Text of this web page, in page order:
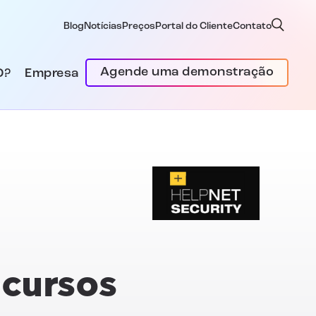
Blog Notícias Preços Portal do ClienteContato
Empresa Agende uma demonstração